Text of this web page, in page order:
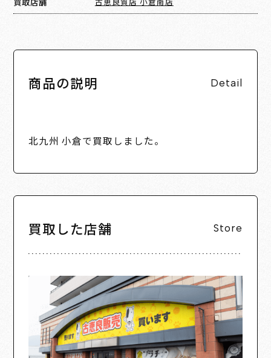
商品の説明 Detail
北九州 小倉で買取しました。
買取した店舗 Store